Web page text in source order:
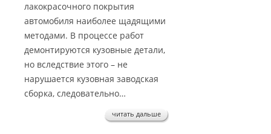
лакокрасочного покрытия
автомобиля наиболее щадящими
методами. В процессе работ
демонтируются кузовные детали,
но вследствие этого – не
нарушается кузовная заводская
сборка, следовательно…
читать дальше